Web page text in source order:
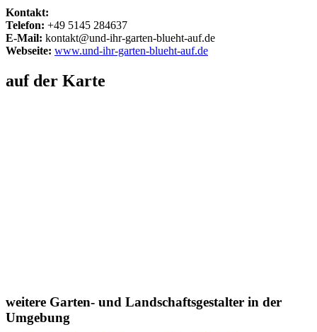
Kontakt:
Telefon: +49 5145 284637
E-Mail: kontakt@und-ihr-garten-blueht-auf.de
Webseite: www.und-ihr-garten-blueht-auf.de
auf der Karte
weitere Garten- und Landschaftsgestalter in der
Umgebung